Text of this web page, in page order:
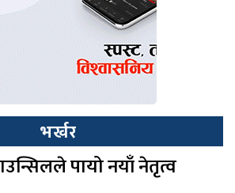
भर्खर
पायो नयाँ नेतृत्व